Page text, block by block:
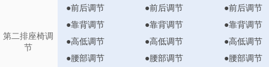
第二排座椅调
节
●前后调节
●靠背调节
●高低调节
●腰部调节
●前后调节
●靠背调节
●高低调节
●腰部调节
●前后调节
●靠背调节
●高低调节
●腰部调节